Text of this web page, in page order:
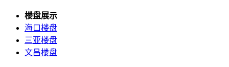
楼盘展示
海口楼盘
三亚楼盘
文昌楼盘